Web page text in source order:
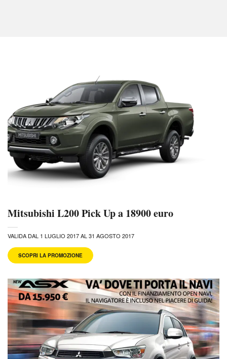
Mitsubishi L200 Pick Up a 18900 euro
VALIDA DAL 1 LUGLIO 2017 AL 31 AGOSTO 2017
SCOPRI LA PROMOZIONE